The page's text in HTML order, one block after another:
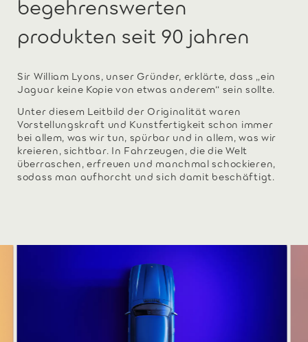
produkten seit 90 jahren
Sir William Lyons, unser Gründer, erklärte, dass „ein
Jaguar keine Kopie von etwas anderem“ sein sollte.
Unter diesem Leitbild der Originalität waren
Vorstellungskraft und Kunstfertigkeit schon immer
bei allem, was wir tun, spürbar und in allem, was wir
kreieren, sichtbar. In Fahrzeugen, die die Welt
überraschen, erfreuen und manchmal schockieren,
sodass man aufhorcht und sich damit beschäftigt.